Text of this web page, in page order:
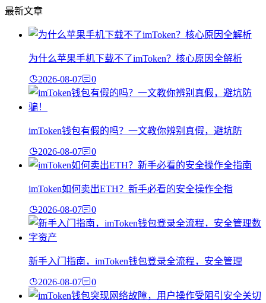
最新文章
为什么苹果手机下载不了imToken？核心原因全解析
2026-08-07 0
imToken钱包有假的吗？一文教你辨别真假，避坑防
2026-08-07 0
imToken如何卖出ETH？新手必看的安全操作全指
2026-08-07 0
新手入门指南，imToken钱包登录全流程，安全管理
2026-08-07 0